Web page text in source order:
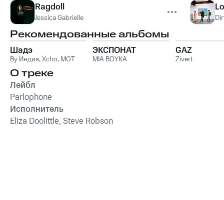
Ragdoll
Jessica Gabrielle
Рекомендованные альбомы
Шадэ
By Индия,Xcho, MOT
ЭКСПОНАТ
MIA BOYKA
GAZ
Zivert
О треке
Лейбл
Parlophone
Исполнитель
Eliza Doolittle, Steve Robson